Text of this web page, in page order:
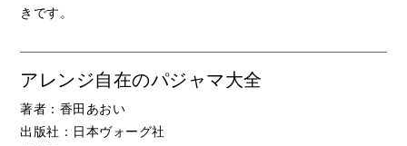
きです。
アレンジ自在のパジャマ大全
著者：香田あおい
出版社：日本ヴォーグ社